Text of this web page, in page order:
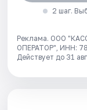
2 шаг.
Реклама. ООО
ОПЕРАТОР", ИНН:
Действует до 31